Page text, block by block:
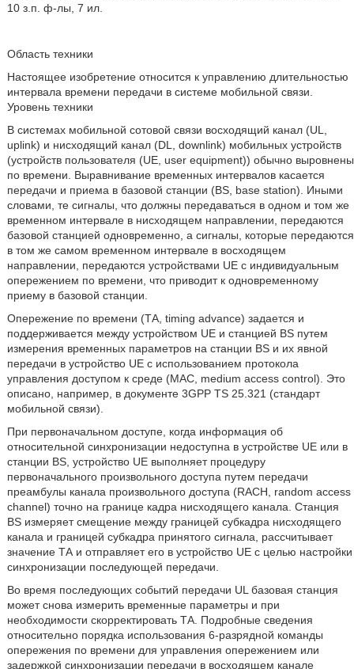
10 з.п. ф-лы, 7 ил.
Область техники
Настоящее изобретение относится к управлению длительностью
интервала времени передачи в системе мобильной связи.
Уровень техники
В системах мобильной сотовой связи восходящий канал (UL,
uplink) и нисходящий канал (DL, downlink) мобильных устройств
(устройств пользователя (UE, user equipment)) обычно выровнены
по времени. Выравнивание временных интервалов касается
передачи и приема в базовой станции (BS, base station). Иными
словами, те сигналы, что должны передаваться в одном и том же
временном интервале в нисходящем направлении, передаются
базовой станцией одновременно, а сигналы, которые передаются
в том же самом временном интервале в восходящем
направлении, передаются устройствами UE с индивидуальным
опережением по времени, что приводит к одновременному
приему в базовой станции.
Опережение по времени (ТА, timing advance) задается и
поддерживается между устройством UE и станцией BS путем
измерения временных параметров на станции BS и их явной
передачи в устройство UE с использованием протокола
управления доступом к среде (MAC, medium access control). Это
описано, например, в документе 3GPP TS 25.321 (стандарт
мобильной связи).
При первоначальном доступе, когда информация об
относительной синхронизации недоступна в устройстве UE или в
станции BS, устройство UE выполняет процедуру
первоначального произвольного доступа путем передачи
преамбулы канала произвольного доступа (RACH, random access
channel) точно на границе кадра нисходящего канала. Станция
BS измеряет смещение между границей субкадра нисходящего
канала и границей субкадра принятого сигнала, рассчитывает
значение ТА и отправляет его в устройство UE с целью настройки
синхронизации последующей передачи.
Во время последующих событий передачи UL базовая станция
может снова измерить временные параметры и при
необходимости скорректировать ТА. Подробные сведения
относительно порядка использования 6-разрядной команды
опережения по времени для управления опережением или
задержкой синхронизации передачи в восходящем канале